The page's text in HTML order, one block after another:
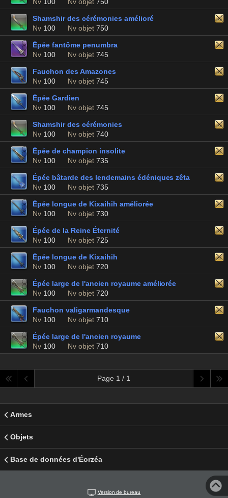
Shamshir des cérémonies amélioré
Nv 100 Nv objet 750
Épée fantôme penumbra
Nv 100 Nv objet 745
Fauchon des Amazones
Nv 100 Nv objet 745
Épée Gardien
Nv 100 Nv objet 745
Shamshir des cérémonies
Nv 100 Nv objet 740
Épée de champion insolite
Nv 100 Nv objet 735
Épée bâtarde des lendemains édéniques zêta
Nv 100 Nv objet 735
Épée longue de Kixaihih améliorée
Nv 100 Nv objet 730
Épée de la Reine Éternité
Nv 100 Nv objet 725
Épée longue de Kixaihih
Nv 100 Nv objet 720
Épée large de l'ancien royaume améliorée
Nv 100 Nv objet 720
Fauchon valigarmandesque
Nv 100 Nv objet 710
Épée large de l'ancien royaume
Nv 100 Nv objet 710
Page 1 / 1
Armes
Objets
Base de données d'Éorzéa
Version de bureau